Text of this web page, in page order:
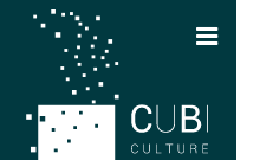
Salta al contenuto principale